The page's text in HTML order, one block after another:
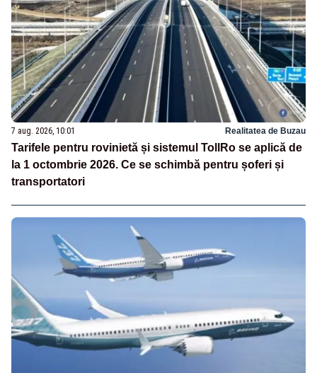
7 aug. 2026, 10:01 Realitatea de Buzau
Tarifele pentru rovinietă și sistemul TollRo se aplică de
la 1 octombrie 2026. Ce se schimbă pentru șoferi și
transportatori